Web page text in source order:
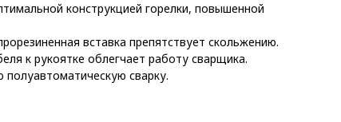
конструкцией горелки, повышенной
вставка препятствует скольжению.
к рукоятке облегчает работу сварщика.
сварку.